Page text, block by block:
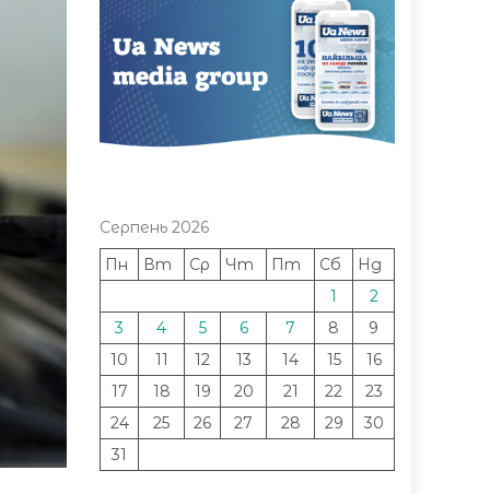
Серпень 2026
Пн
Вт Ср Чт Пт Сб
Нд
1
2
3
4 5 6 7 8
9
10
11 12 13 14 15
16
17
18 19 20 21 22
23
24
25 26 27 28 29
30
31